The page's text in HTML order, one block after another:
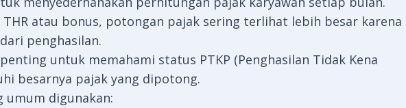
atau bonus, potongan pajak sering terlihat lebih besar karena
penghasilan.
untuk memahami status PTKP (Penghasilan Tidak Kena
besarnya pajak yang dipotong.
umum digunakan: